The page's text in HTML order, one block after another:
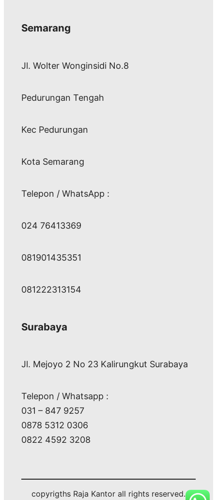
Semarang
Jl. Wolter Wonginsidi No.8
Pedurungan Tengah
Kec Pedurungan
Kota Semarang
Telepon / WhatsApp :
024 76413369
081901435351
081222313154
Surabaya
Jl. Mejoyo 2 No 23 Kalirungkut Surabaya
Telepon / Whatsapp :
031 – 847 9257
0878 5312 0306
0822 4592 3208
copyrigths Raja Kantor all rights reserved.